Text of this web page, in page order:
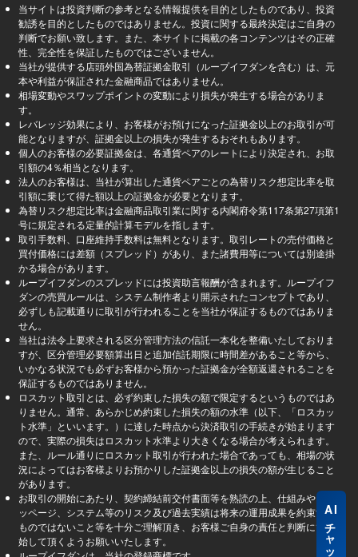
当サイトは投資判断の参考となる情報提供を目的としたものであり、投資
勧誘を目的としたものではありません。投資に関する最終決定はご自身の
判断でお願い致します。また、本サイトに掲載の各コンテンツはその正確
性、完全性を保証したものではございません。
当社が提供する店頭外国為替証拠金取引（ループイフダンを含む）は、元
本や利益が保証された金融商品ではありません。
相場変動やスワップポイントの変動により損失が発生する場合がありま
す。
レバレッジ効果により、お客様がお預けになった証拠金以上のお取引が可
能となりますが、証拠金以上の損失が発生するおそれもあります。
個人のお客様の必要証拠金は、各通貨ペアのレートにより決定され、お取
引額の4％相当となります。
法人のお客様は、当社が算出した通貨ペアごとの為替リスク想定比率を取
引額に乗じて得た額以上の証拠金が必要となります。
為替リスク想定比率は金融商品取引業に関する内閣府令第117条第27項第1
号に規定される定量的計算モデルを指します。
取引手数料、口座維持手数料は無料となります。取引レートの売付価格と
買付価格には差額（スプレッド）があり、また諸費用等については別途掛
かる場合があります。
ループイフダンのスプレッドには投資助言報酬が含まれます。ループイフ
ダンの売買ルールは、システム制作者より開示されたコンセプトであり、
必ずしも記載通りに取引が行われることを当社が保証するものではありま
せん。
当社は法令上要求される区分管理方法の信託一本化を整備いたしておりま
すが、区分管理必要額算出日と追加信託期限に時間差があること等から、
いかなる状況でも必ずお客様から預かった証拠金が全額返還されることを
保証するものではありません。
ロスカット取引とは、必ず約束した損失の額で限定するというものではあ
りません。通常、あらかじめ約束した損失の額の水準（以下、「ロスカッ
ト水準」といいます。）に達した時点から決済取引の手続きが始まります
ので、実際の損失はロスカット水準より大きくなる場合が考えられます。
また、ルール通りにロスカット取引が行われた場合であっても、相場の状
況によってはお客様よりお預かりした証拠金以上の損失の額が生じること
があります。
お取引の開始にあたり、契約締結前交付書面等を熟読の上、仕組みやスリ
ッページ、システム等のリスク及び過去実績は将来の運用成果を約束する
ものではないこと等を十分ご理解頂き、お客様ご自身の責任と判断にて開
始して頂くようお願いいたします。
AI